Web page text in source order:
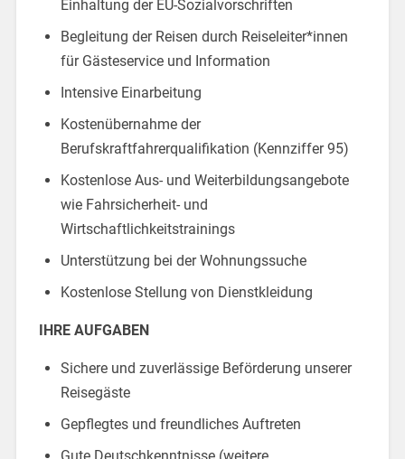
Einhaltung der EU-Sozialvorschriften
Begleitung der Reisen durch Reiseleiter*innen
für Gästeservice und Information
Intensive Einarbeitung
Kostenübernahme der
Berufskraftfahrerqualifikation (Kennziffer 95)
Kostenlose Aus- und Weiterbildungsangebote
wie Fahrsicherheit- und
Wirtschaftlichkeitstrainings
Unterstützung bei der Wohnungssuche
Kostenlose Stellung von Dienstkleidung
IHRE AUFGABEN
Sichere und zuverlässige Beförderung unserer
Reisegäste
Gepflegtes und freundliches Auftreten
Gute Deutschkenntnisse (weitere